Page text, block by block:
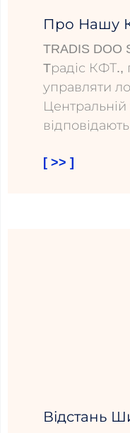
Про Нашу
TRADIS DOO
Tрадіс КФТ.,
управляти
Центральній
[ >> ]
Відстань